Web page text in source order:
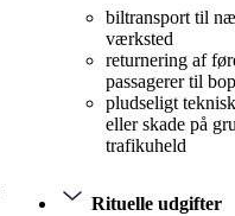
biltransport til
værksted
returnering af
passagerer til
pludseligt
eller skade på
trafikuheld
Rituelle udgifter